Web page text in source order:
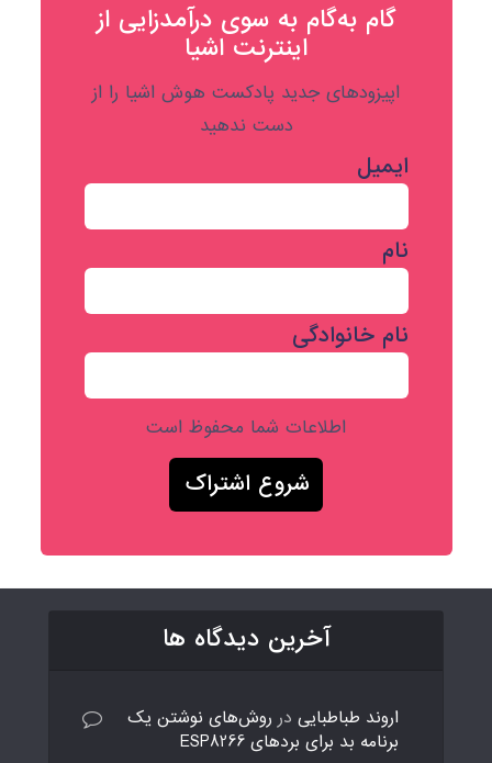
گام به‌گام به‌ سوی درآمدزایی از
اینترنت اشیا
اپیزودهای جدید پادکست هوش اشیا را از
دست ندهید
ایمیل
نام
نام خانوادگی
اطلاعات شما محفوظ است
آخرین دیدگاه ها
اروند طباطبایی در روش‌های نوشتن یک
برنامه بد برای بردهای ESP8266